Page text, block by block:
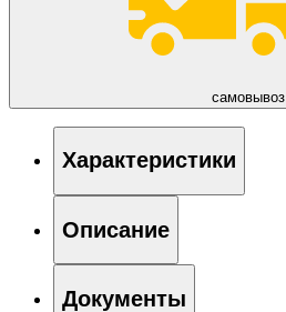
самовывоз
Характеристики
Описание
Документы